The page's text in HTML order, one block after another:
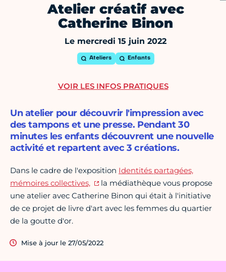
Atelier créatif avec
Catherine Binon
Le mercredi 15 juin 2022
Ateliers Enfants
Un atelier pour découvrir l'impression avec
des tampons et une presse. Pendant 30
minutes les enfants découvrent une nouvelle
activité et repartent avec 3 créations.
Dans le cadre de l'exposition Identités partagées,
mémoires collectives,
la médiathèque vous propose
une atelier avec Catherine Binon qui était à l'initiative
de ce projet de livre d'art avec les femmes du quartier
de la goutte d'or.
Mise à jour le 27/05/2022
VOIR LES INFOS PRATIQUES